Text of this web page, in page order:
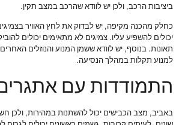
ביציבות הרכב, ולכן יש לוודא שהרכב במצב תקין.
כחלק מהכנה מקיפה, יש לבדוק את לחץ האוויר
יכולים להשפיע עליו. צמיגים לא מתאימים יכולים
תאונות. בנוסף, יש לוודא ששמן המנוע והנוזלים
למנוע תקלות במהלך הנסיעה.
התמודדות עם
באביב, מצב הכבישים יכול להשתנות במהירות, ולכן